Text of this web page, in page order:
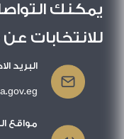
يمكنك
للانتخابات
البريد
مواقع